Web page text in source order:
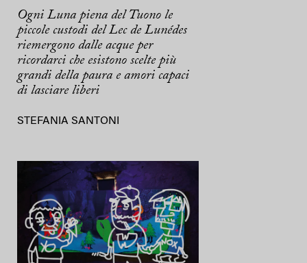
Ogni Luna piena del Tuono le
piccole custodi del Lec de Lunédes
riemergono dalle acque per
ricordarci che esistono scelte più
grandi della paura e amori capaci
di lasciare liberi
STEFANIA SANTONI